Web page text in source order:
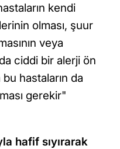
kendi
olması, şuur
veya
da ciddi bir alerji ön
hastaların da
gerekir"
hafif sıyırarak